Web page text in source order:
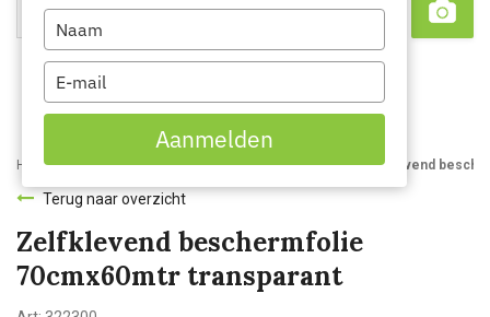
Search
Home Webshop Schildersartikelen Afdekmateriaal Zelfklevend
Terug naar overzicht
Zelfklevend beschermfolie
70cmx60mtr transparant
Type
your
name
Type
your
email
Aanmelden